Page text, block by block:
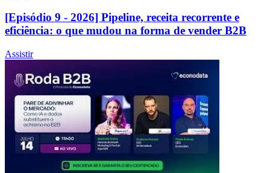
[Episódio 9 - 2026] Pipeline, receita recorrente e
eficiência: o que mudou na forma de vender B2B
Assistir